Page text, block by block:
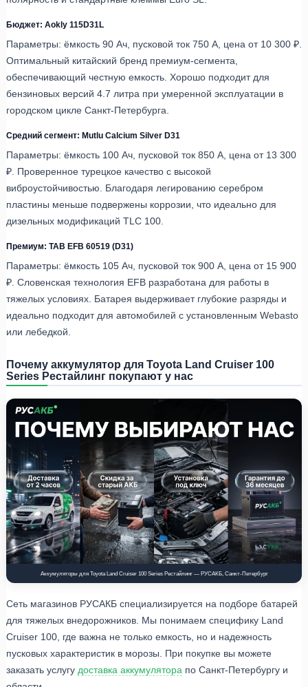
Бюджет: Aokly 115D31L
Параметры: ёмкость 90 Ач, пусковой ток 750 А, цена от 10 300 ₽.
Оптимальный китайский бренд премиум-сегмента,
обеспечивающий честную емкость. Хорошо подходит для
бензиновых версий 4.7 литра при умеренной эксплуатации в
городском цикле Санкт-Петербурга.
Средний сегмент: Mutlu Calcium Silver D31
Параметры: ёмкость 100 Ач, пусковой ток 850 А, цена от 13 300
₽. Проверенное турецкое качество с высокой
виброустойчивостью. Благодаря легированию серебром
пластины меньше подвержены коррозии, что идеально для
дизельных модификаций TLC 100.
Премиум: TAB EFB 60519 (D31)
Параметры: ёмкость 105 Ач, пусковой ток 900 А, цена от 15 900
₽. Словенская технология EFB разработана для работы в
тяжелых условиях. Батарея выдерживает глубокие разряды и
идеально подходит для автомобилей с установленным Webasto
или лебедкой.
Почему аккумулятор для Toyota Land Cruiser 100
Series Рестайлинг покупают у нас
Аккумуляторы для Toyota Land Cruiser 100 Series Рестайлинг — РУСАКБ, Санкт-Петербург
Сеть магазинов РУСАКБ специализируется на подборе батарей
для тяжелых внедорожников. Мы понимаем специфику Land
Cruiser 100, где важна не только емкость, но и надежность
пусковых характеристик в морозы. При покупке вы можете
заказать услугу доставка аккумулятора по Санкт-Петербургу и